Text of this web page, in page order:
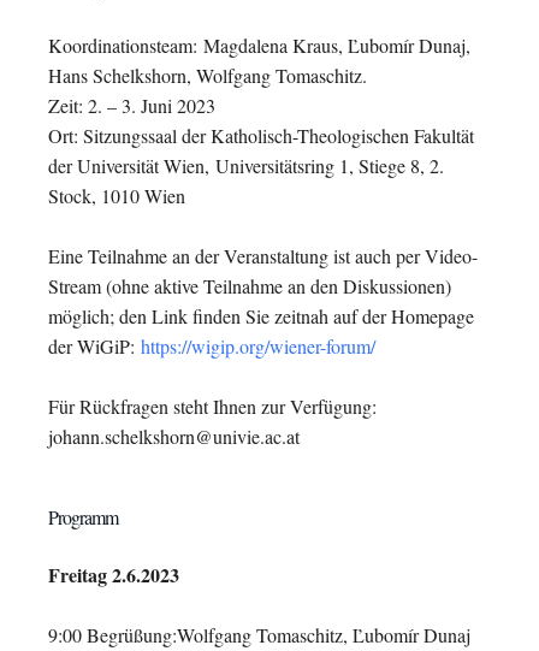
Koordinationsteam: Magdalena Kraus, Ľubomír Dunaj,
Hans Schelkshorn, Wolfgang Tomaschitz.
Zeit: 2. – 3. Juni 2023
Ort: Sitzungssaal der Katholisch-Theologischen Fakultät
der Universität Wien, Universitätsring 1, Stiege 8, 2.
Stock, 1010 Wien
Eine Teilnahme an der Veranstaltung ist auch per Video-
Stream (ohne aktive Teilnahmean den Diskussionen)
möglich; den Link finden Sie zeitnah auf der Homepage
der WiGiP: https://wigip.org/wiener-forum/
Für Rückfragen steht Ihnen zur Verfügung:
johann.schelkshorn@univie.ac.at
Programm
Freitag 2.6.2023
9:00 Begrüßung:Wolfgang Tomaschitz, Ľubomír Dunaj